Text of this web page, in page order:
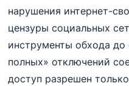
нарушения интернет-
цензуры социальных
инструменты обхода
полных» отключений
доступ разрешен